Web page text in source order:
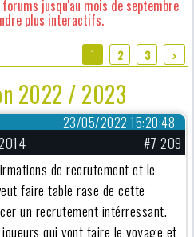
jusqu'au mois de septembre
plus interactifs.
1 2 3
2022 / 2023
23/05/2022 15:20:48
#7 209
de recrutement et le
faire table rase de cette
un recrutement intérressant.
qui vont faire le voyage et